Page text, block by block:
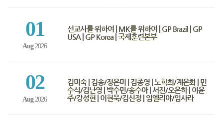
01
Aug 2026
선교사를 위하여 | MK를 위하여 | GP Brazil | GP
USA | GP Korea | 국제훈련본부
02
Aug 2026
김미숙 | 김송/정은미 | 김종영 | 노학희/계은화 | 민
수식/김난영 | 박수민/송수아 | 서진/오은하 | 이윤
주/강성현 | 이현욱/김신정 | 임엘리야/임사라